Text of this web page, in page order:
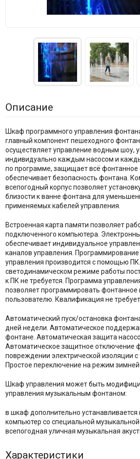
Описание
Шкаф программного управления
главный компонент пешеходного
осуществляет управление водным шоу,
индивидуально каждым насосом и
по программе, защищает всё фонтанное
обеспечивает безопасность фонтана.
всепогодный корпус позволяет
близости к ванне фонтана для
применяемых кабелей управления.
Встроенная карта памяти позволяет
подключенного компьютера.
обеспечивает индивидуальное
каналов управления.
управления производится с помощью
светодинамическом режиме работы
к ПК не требуется. Программа
позволяет программировать фонтанное
пользователю. Квалификация не
Автоматический пуск/остановка
дней недели. Автоматическое
фонтане. Автоматическая защита
Автоматическое защитное отключение
повреждении электрической изоляции с
Простое переключение на режим зимней
Шкаф управления может быть
управления музыкальным фонтаном:
в шкаф дополнительно
компьютер со специальной музыкальной
всепогодная уличная музыкальная
Характеристики